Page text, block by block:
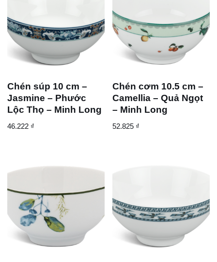
Chén súp 10 cm –
Jasmine – Phước
Lộc Thọ – Minh Long
46.222 ₫
Chén cơm 10.5 cm –
Camellia – Quả Ngọt
– Minh Long
52.825 ₫